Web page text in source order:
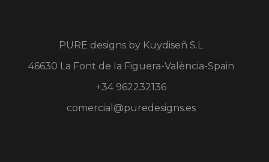
PURE designs by Kuydiseñ S.L
46630 La Font de la Figuera-València-Spain
+34 962232136
comercial@puredesigns.es